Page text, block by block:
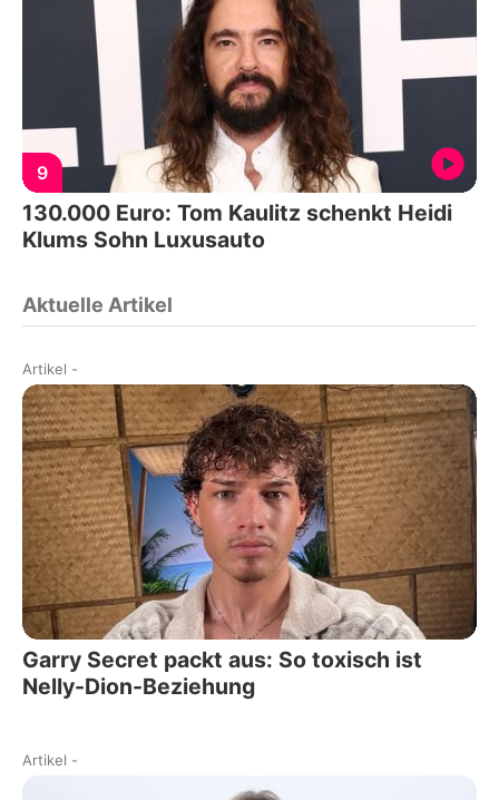
9
130.000 Euro: Tom Kaulitz schenkt Heidi
Klums Sohn Luxusauto
Aktuelle Artikel
Artikel -
Garry Secret packt aus: So toxisch ist
Nelly-Dion-Beziehung
Artikel -